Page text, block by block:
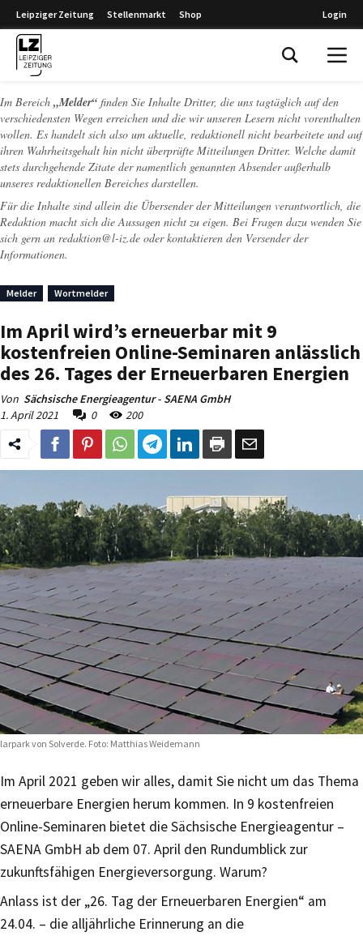
Leipziger Zeitung Stellenmarkt Shop Login
Im Bereich „Melder“ finden Sie Inhalte Dritter, die uns tagtäglich auf den
verschiedensten Wegen erreichen und die wir unseren Lesern nicht vorenthalten
wollen. Es handelt sich also um aktuelle, redaktionell nicht bearbeitete und auf
ihren Wahrheitsgehalt hin nicht überprüfte Mitteilungen Dritter. Welche damit
stets durchgehende Zitate der namentlich genannten Absender außerhalb
unseres redaktionellen Bereiches darstellen.
Für die Inhalte sind allein die Übersender der Mitteilungen verantwortlich, die
Redaktion macht sich die Aussagen nicht zu eigen. Bei Fragen dazu wenden Sie
sich gern an redaktion@l-iz.de oder kontaktieren den Versender der
Informationen.
Melder Wortmelder
Im April wird’s erneuerbar mit 9
kostenfreien Online-Seminaren anlässlich
des 26. Tages der Erneuerbaren Energien
Von Sächsische Energieagentur - SAENA GmbH
1. April 2021
0 200
von Solverde. Foto: Matthias Weidemann
Im April 2021 geben wir alles, damit Sie nicht um das Thema
erneuerbare Energien herum kommen. In 9 kostenfreien
Online-Seminaren bietet die Sächsische Energieagentur –
SAENA GmbH ab dem 07. April den Rundumblick zur
zukunftsfähigen Energieversorgung. Warum?
Anlass ist der „26. Tag der Erneuerbaren Energien“ am
24.04. – die alljährliche Erinnerung an die